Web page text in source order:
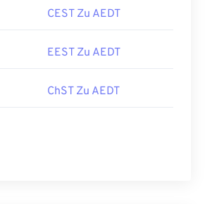
CEST Zu AEDT
EEST Zu AEDT
ChST Zu AEDT